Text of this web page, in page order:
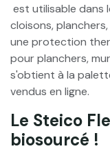
est utilisable dans
cloisons,
une protection
pour planchers,
s'obtient à la
vendus en ligne.
Le Steico
biosourcé !